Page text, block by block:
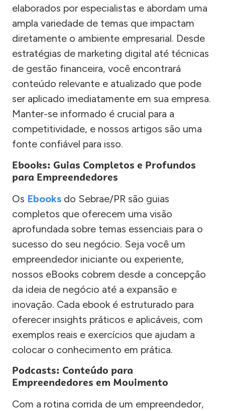
elaborados por especialistas e abordam uma
ampla variedade de temas que impactam
diretamente o ambiente empresarial. Desde
estratégias de marketing digital até técnicas
de gestão financeira, você encontrará
conteúdo relevante e atualizado que pode
ser aplicado imediatamente em sua empresa.
Manter-se informado é crucial para a
competitividade, e nossos artigos são uma
fonte confiável para isso.
Ebooks: Guias Completos e Profundos
para Empreendedores
Os Ebooks do Sebrae/PR são guias
completos que oferecem uma visão
aprofundada sobre temas essenciais para o
sucesso do seu negócio. Seja você um
empreendedor iniciante ou experiente,
nossos eBooks cobrem desde a concepção
da ideia de negócio até a expansão e
inovação. Cada ebook é estruturado para
oferecer insights práticos e aplicáveis, com
exemplos reais e exercícios que ajudam a
colocar o conhecimento em prática.
Podcasts: Conteúdo para
Empreendedores em Movimento
Com a rotina corrida de um empreendedor,